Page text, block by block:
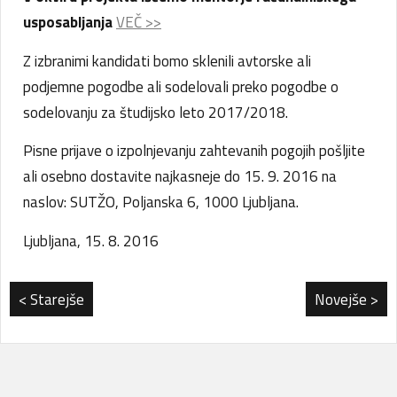
usposabljanjaVEČ >>
Z izbranimi kandidati bomo sklenili avtorske ali
podjemne pogodbe ali sodelovali preko pogodbe o
sodelovanju za študijsko leto 2017/2018.
Pisne prijave o izpolnjevanju zahtevanih pogojih pošljite
ali osebno dostavite najkasneje do 15. 9. 2016 na
naslov: SUTŽO, Poljanska 6, 1000 Ljubljana.
Ljubljana, 15. 8. 2016
< Starejše Novejše >